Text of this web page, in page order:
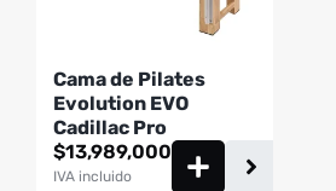
Cama de Pilates
Evolution EVO
Cadillac Pro
$13,989,000
IVA incluido